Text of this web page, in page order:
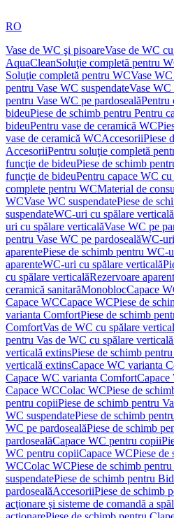
RO
Vase de WC şi pisoareVase de WC
AquaCleanSoluţie completă pentru
Soluţie completă pentru WCVase WC
pentru Vase WC suspendateVase WC
pentru Vase WC pe pardosealăPentru
bideuPiese de schimb pentru Pentru
bideuPentru vase de ceramică WC
vase de ceramică WCAccesoriiPiese
AccesoriiPentru soluţie completă
funcţie de bideuPiese de schimb
funcţie de bideuPentru capace WC
complete pentru WCMaterial de
WCVase WC suspendatePiese de
suspendateWC-uri cu spălare verticală
uri cu spălare verticalăVase WC pe
pentru Vase WC pe pardosealăWC-
aparentePiese de schimb pentru WC-
aparenteWC-uri cu spălare verticală
cu spălare verticalăRezervoare
ceramică sanitarăMonoblocCapace
Capace WCCapace WCPiese de
varianta ComfortPiese de schimb
ComfortVas de WC cu spălare
pentru Vas de WC cu spălare
verticală extinsPiese de schimb
verticală extinsCapace WC varianta
Capace WC varianta ComfortCapace
Capace WCColac WCPiese de
pentru copiiPiese de schimb pentru
WC suspendatePiese de schimb
WC pe pardosealăPiese de schimb
pardosealăCapace WC pentru copii
WC pentru copiiCapace WCPiese de
WCColac WCPiese de schimb
suspendatePiese de schimb pentru
pardosealăAccesoriiPiese de schimb
acţionare şi sisteme de comandă a